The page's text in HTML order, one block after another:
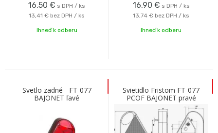
16,50 € s DPH / ks
13,41 € bez DPH / ks
Ihneď k odberu
16,90 € s DPH / ks
13,74 € bez DPH / ks
Ihneď k odberu
Svetlo zadné - FT-077
BAJONET ľavé
Svietidlo Fristom FT-077
PCOF BAJONET pravé